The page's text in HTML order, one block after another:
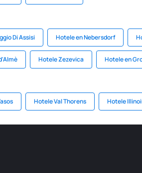
Di Assisi Hotele en Nebersdorf
Hotele Zezevica Hotele en
Hotele Val Thorens Hotele